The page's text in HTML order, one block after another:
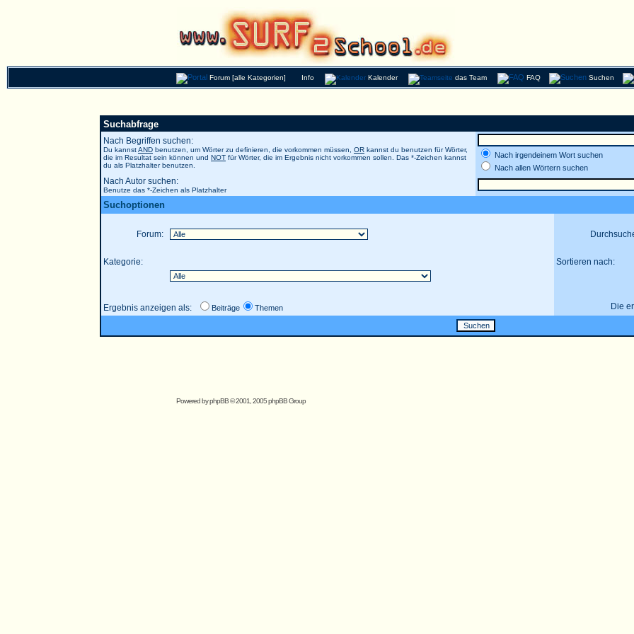
Forum [alle Kategorien] Info Kalender das Team FAQ Suchen
Suchabfrage
Nach Begriffen suchen:
Du kannstAND benutzen, um Wörter zu definieren, die vorkommen müssen, OR kannst du benutzen für Wörter,
die im Resultat sein können und NOT für Wörter, die im Ergebnis nicht vorkommen sollen. Das *-Zeichen kannst
du als Platzhalter benutzen.
Nach irgendeinem Wort suchen
Nach allen Wörtern suchen
Nach Autor suchen:
Benutze das *-Zeichen als Platzhalter
Suchoptionen
Forum:
Kategorie: Sortieren nach:
Ergebnis anzeigen als: Beiträge Themen Die
Powered byphpBB© 2001, 2005 phpBB Group